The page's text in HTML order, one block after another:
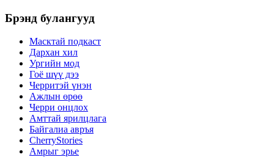
Брэнд булангууд
Масктай подкаст
Дархан хил
Ургийн мод
Гоё шүү дээ
Черритэй үнэн
Ажлын өрөө
Черри онцлох
Амттай ярилцлага
Байгалиа авръя
CherryStories
Амрыг эрье